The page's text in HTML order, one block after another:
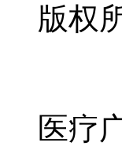
版权
医疗